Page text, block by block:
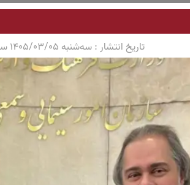
تاریخ انتشار :سه‌شنبه 1405/03/05 ساعت 13:45